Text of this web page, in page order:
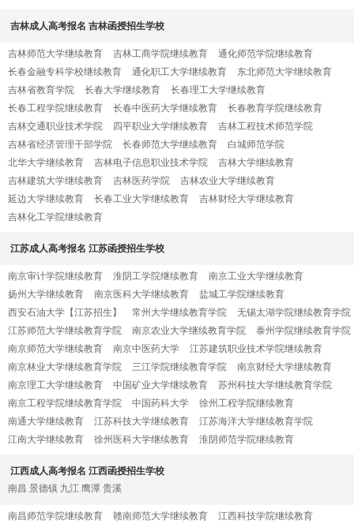
吉林成人高考报名 吉林函授招生学校
吉林师范大学继续教育 吉林工商学院继续教育
通化师范学院继续教育
长春金融专科学校继续教育
通化职工大学继续教育
东北师范大学继续教育
吉林省教育学院
长春大学继续教育
长春理工大学继续教育
长春工程学院继续教育
长春中医药大学继续教育
长春教育学院继续教育
吉林交通职业技术学院
四平职业大学继续教育
吉林工程技术师范学院
吉林省经济管理干部学院
长春师范大学继续教育
白城师范学院
北华大学继续教育
吉林电子信息职业技术学院
吉林大学继续教育
吉林建筑大学继续教育
吉林医药学院
吉林农业大学继续教育
延边大学继续教育
长春工业大学继续教育
吉林财经大学继续教育
吉林化工学院继续教育
江苏成人高考报名 江苏函授招生学校
南京审计学院继续教育 淮阴工学院继续教育
南京工业大学继续教育
扬州大学继续教育
南京医科大学继续教育
盐城工学院继续教育
西安石油大学【江苏招生】
常州大学继续教育学院
无锡太湖学院继续教育学院
江苏师范大学继续教育学院
南京农业大学继续教育学院
泰州学院继续教育学院
南京师范大学继续教育
南京中医药大学
江苏建筑职业技术学院继续教育
南京林业大学继续教育学院
三江学院继续教育学院
南京财经大学继续教育
南京理工大学继续教育
中国矿业大学继续教育
苏州科技大学继续教育学院
南京工程学院继续教育学院
中国药科大学
徐州工程学院继续教育
南通大学继续教育
江苏科技大学继续教育
江苏海洋大学继续教育学院
江南大学继续教育
徐州医科大学继续教育 淮阴师范学院继续教育
江西成人高考报名 江西函授招生学校
南昌 景德镇 九江 鹰潭 贵溪
南昌师范学院继续教育 赣南师范大学继续教育
江西科技学院继续教育